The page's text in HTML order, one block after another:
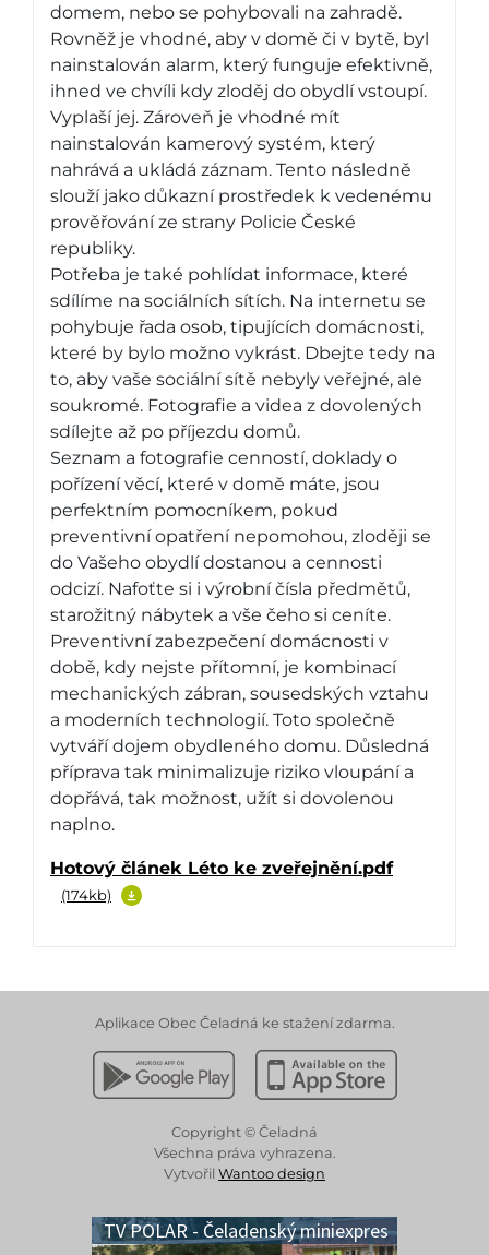
domem, nebo se pohybovali na zahradě.
Rovněž je vhodné, aby v domě či v bytě, byl
nainstalován alarm, který funguje efektivně,
ihned ve chvíli kdy zloděj do obydlí vstoupí.
Vyplaší jej. Zároveň je vhodné mít
nainstalován kamerový systém, který
nahrává a ukládá záznam. Tento následně
slouží jako důkazní prostředek k vedenému
prověřování ze strany Policie České
republiky.
Potřeba je také pohlídat informace, které
sdílíme na sociálních sítích. Na internetu se
pohybuje řada osob, tipujících domácnosti,
které by bylo možno vykrást. Dbejte tedy na
to, aby vaše sociální sítě nebyly veřejné, ale
soukromé. Fotografie a videa z dovolených
sdílejte až po příjezdu domů.
Seznam a fotografie cenností, doklady o
pořízení věcí, které v domě máte, jsou
perfektním pomocníkem, pokud
preventivní opatření nepomohou, zloději se
do Vašeho obydlí dostanou a cennosti
odcizí. Nafoťte si i výrobní čísla předmětů,
starožitný nábytek a vše čeho si ceníte.
Preventivní zabezpečení domácnosti v
době, kdy nejste přítomní, je kombinací
mechanických zábran, sousedských vztahu
a moderních technologií. Toto společně
vytváří dojem obydleného domu. Důsledná
příprava tak minimalizuje riziko vloupání a
dopřává, tak možnost, užít si dovolenou
naplno.
Hotový článek Léto ke zveřejnění.pdf
(174kb)
Aplikace Obec Čeladná ke stažení zdarma.
Stáhnout z Google PlayStáhnout z Apple App
Copyright © Čeladná
Všechna práva vyhrazena.
Vytvořil Wantoo design